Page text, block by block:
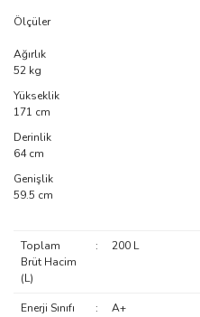
Ölçüler
Ağırlık
52 kg
Yükseklik
171 cm
Derinlik
64 cm
Genişlik
59.5 cm
Toplam
Brüt Hacim
(L)
: 200 L
Enerji Sınıfı : A+